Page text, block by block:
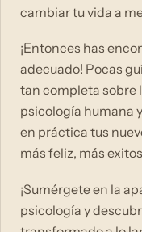
cambiar tu vida a
¡Entonces has
adecuado! Pocas
tan completa sobre
psicología humana
en práctica tus
más feliz, más
¡Sumérgete en la
psicología y